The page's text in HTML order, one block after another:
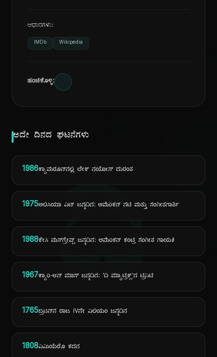
ದಿ
ಆಧಾರಗಳು:
IMDb Wikipedia
ಹಂಚಿಕೊಳ್ಳಿ:
ಅದೇ ದಿನದ ಘಟನೆಗಳು
1986ಕ್ಯಾಮರೂನ್‌ನಲ್ಲಿ ಲೇಕ್ ನಯೋಸ್ ದುರಂತ
1975ಅಲಿಸಿಯಾ ವಿಟ್ ಜನ್ಮದಿನ: ಅಮೆರಿಕನ್ ನಟಿ ಮತ್ತು ಸಂಗೀತಗಾರ್ತಿ
1988ಕೇಸಿ ಮಸ್‌ಗ್ರೇವ್ಸ್ ಜನ್ಮದಿನ: ಅಮೆರಿಕನ್ ಕಂಟ್ರಿ ಸಂಗೀತ ಗಾಯಕಿ
1967ಕ್ಯಾರಿ-ಆನ್ ಮಾಸ್ ಜನ್ಮದಿನ: 'ದಿ ಮ್ಯಾಟ್ರಿಕ್ಸ್'ನ ಟ್ರಿನಿಟಿ
1765ಬ್ರಿಟನ್‌ನ ರಾಜ IVನೇ ವಿಲಿಯಂ ಜನ್ಮದಿನ
1808ವಿಮಿಯೆರೊ ಕದನ